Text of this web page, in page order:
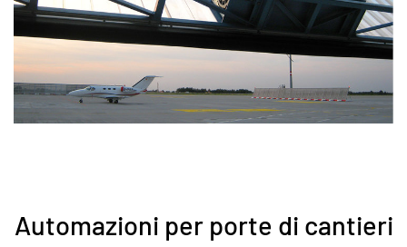
Automazioni per porte di cantieri